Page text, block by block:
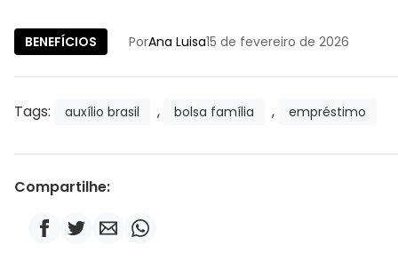
BENEFÍCIOS PorAna Luisa15 de fevereiro de 2026
Tags: auxílio brasil , bolsa família , empréstimo
Compartilhe: